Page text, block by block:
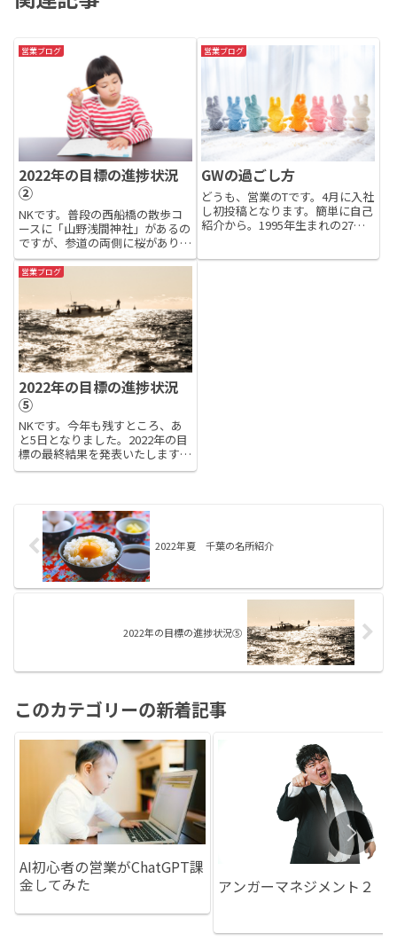
営業ブログ
2022年の目標の進捗状況
②
NKです。普段の西船橋の散歩コ
ースに「山野浅間神社」があるの
ですが、参道の両側に桜があり、
とてもきれいでした。今はもう葉
桜ですが、毎年のお花見スポット
朝6時には明るくなるようになっ
てきました。そこで、2022年...
営業ブログ
GWの過ごし方
どうも、営業のTです。4月に入社
し初投稿となります。簡単に自己
紹介から。1995年生まれの27歳
営業ブログ
2022年の目標の進捗状況
⑤
NKです。今年も残すところ、あ
と5日となりました。2022年の目
標の最終結果を発表いたします。
①応用情報技術者試験12月22日
午後試験が1点足りずに。。。午
後試験は記述がメインの試...
2022年夏 千葉の名所紹介
2022年の目標の進捗状況⑤
このカテゴリーの新着記事
AI初心者の営業がChatGPT課
金してみた
アンガーマネジメント２